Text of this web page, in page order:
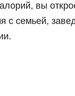
вы
с семьей,